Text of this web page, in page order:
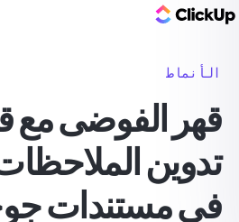
الأنماط
قهر الفوضى مع
تدوين
في مستندات